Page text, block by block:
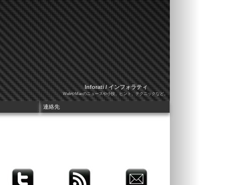
Inforati / インフォラティ
WebやMacのニュースや小技、ヒント、テクニックなど。
連絡先